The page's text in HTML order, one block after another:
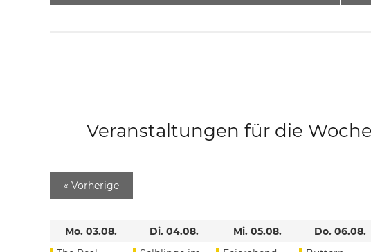
Veranstaltungen für die
« Vorherige
Mo. 03.08.
Di. 04.08.
Mi. 05.08.
Do. 06.08.